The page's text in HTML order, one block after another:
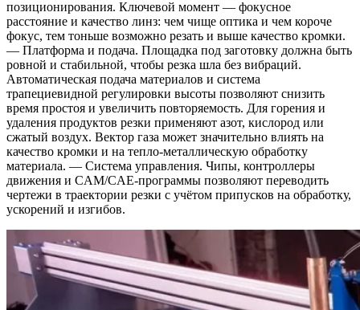
позиционирования. Ключевой момент — фокусное
расстояние и качество линз: чем чище оптика и чем короче
фокус, тем тоньше возможно резать и выше качество кромки.
— Платформа и подача. Площадка под заготовку должна быть
ровной и стабильной, чтобы резка шла без вибраций.
Автоматическая подача материалов и система
трапециевидной регулировки высоты позволяют снизить
время простоя и увеличить повторяемость. Для горения и
удаления продуктов резки применяют азот, кислород или
сжатый воздух. Вектор газа может значительно влиять на
качество кромки и на тепло-металлическую обработку
материала. — Система управления. Чипы, контроллеры
движения и CAM/CAE-программы позволяют переводить
чертежи в траектории резки с учётом припусков на обработку,
ускорений и изгибов.